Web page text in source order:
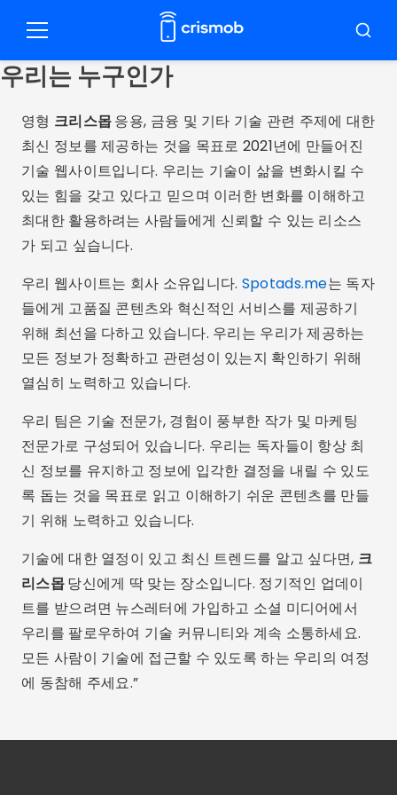
로
메
검
우리는 누구인가
영형 크리스몹응용, 금융 및 기타 기술 관련 주제에 대한
최신 정보를 제공하는 것을 목표로 2021년에 만들어진
기술 웹사이트입니다. 우리는 기술이 삶을 변화시킬 수
있는 힘을 갖고 있다고 믿으며 이러한 변화를 이해하고
최대한 활용하려는 사람들에게 신뢰할 수 있는 리소스
가 되고 싶습니다.
우리 웹사이트는 회사 소유입니다. Spotads.me는 독자
들에게 고품질 콘텐츠와 혁신적인 서비스를 제공하기
위해 최선을 다하고 있습니다. 우리는 우리가 제공하는
모든 정보가 정확하고 관련성이 있는지 확인하기 위해
열심히 노력하고 있습니다.
우리 팀은 기술 전문가, 경험이 풍부한 작가 및 마케팅
전문가로 구성되어 있습니다. 우리는 독자들이 항상 최
신 정보를 유지하고 정보에 입각한 결정을 내릴 수 있도
록 돕는 것을 목표로 읽고 이해하기 쉬운 콘텐츠를 만들
기 위해 노력하고 있습니다.
기술에 대한 열정이 있고 최신 트렌드를 알고 싶다면, 크
리스몹당신에게 딱 맞는 장소입니다. 정기적인 업데이
트를 받으려면 뉴스레터에 가입하고 소셜 미디어에서
우리를 팔로우하여 기술 커뮤니티와 계속 소통하세요.
모든 사람이 기술에 접근할 수 있도록 하는 우리의 여정
에 동참해 주세요.”